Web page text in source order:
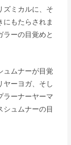
ズミカルに、そ
にもたらされま
ラーの目覚めと
ュムナーが目覚
ヤーヨガ、そし
ラーナーヤーマ
シュムナーの目